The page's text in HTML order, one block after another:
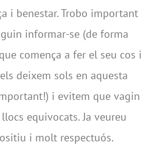
i benestar. Trobo important
informar-se (de forma
comença a fer el seu cos i
deixem sols en aquesta
i evitem que vagin
equivocats. Ja veureu
i molt respectuós.